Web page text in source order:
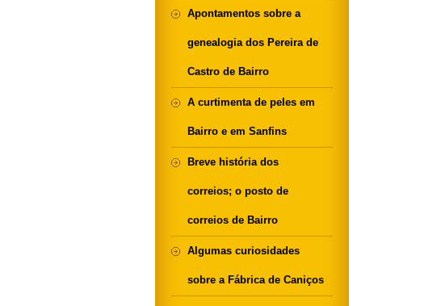
Apontamentos sobre a
genealogia dos Pereira de
Castro de Bairro
A curtimenta de peles em
Bairro e em Sanfins
Breve história dos
correios; o posto de
correios de Bairro
Algumas curiosidades
sobre a Fábrica de Caniços